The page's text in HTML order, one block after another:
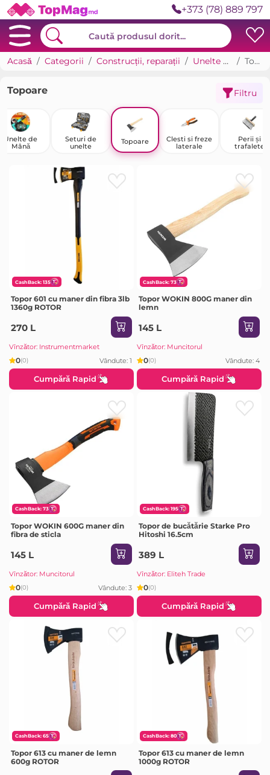
+373 (78) 889 797
Acasă Categorii Construcții, reparații Unelte manuale Topoare
Topoare Filtru
Unelte de
Mână
Seturi de
unelte
Topoare
Clesti si freze
laterale
Perii și
trafalete
CashBack: 135
Topor 601 cu maner din fibra 3lb
1360g ROTOR
270 L
Vînzător: Instrumentmarket
0(0) Vândute: 1
Cumpără Rapid
CashBack: 73
Topor WOKIN 800G maner din
lemn
145 L
Vînzător: Muncitorul
0(0) Vândute: 4
Cumpără Rapid
CashBack: 73
Topor WOKIN 600G maner din
fibra de sticla
145 L
Vînzător: Muncitorul
0(0) Vândute: 3
Cumpără Rapid
CashBack: 195
Topor de bucătărie Starke Pro
Hitoshi 16.5cm
389 L
Vînzător: Eliteh Trade
0(0)
Cumpără Rapid
CashBack: 65
Topor 613 cu maner de lemn
600g ROTOR
CashBack: 80
Topor 613 cu maner de lemn
1000g ROTOR